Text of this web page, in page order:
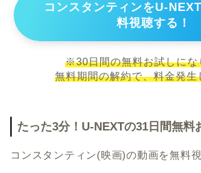
コンスタンティンをU-
料視聴する！
※30日間の無料お試しにな
無料期間の解約で、料金発生
たった3分！U-NEXTの31日間無料
コンスタンティン(映画)の動画を無料